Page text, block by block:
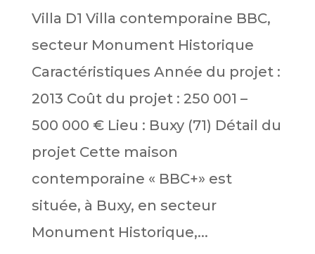
Villa D1 Villa contemporaine BBC,
secteur Monument Historique
Caractéristiques Année du projet :
2013 Coût du projet : 250 001 –
500 000 € Lieu : Buxy (71) Détail du
projet Cette maison
contemporaine « BBC+» est
située, à Buxy, en secteur
Monument Historique,...